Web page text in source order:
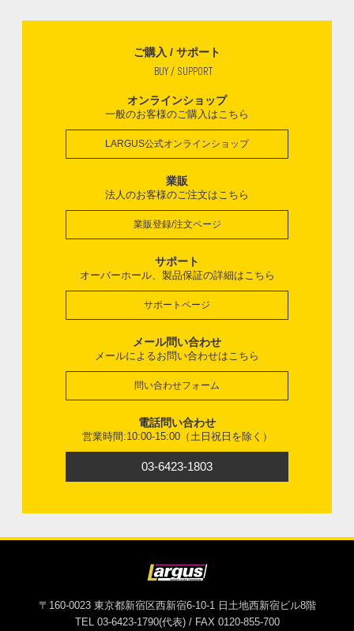
ご購入 / サポート
BUY / SUPPORT
オンラインショップ
一般のお客様のご購入はこちら
LARGUS公式オンラインショップ
業販
法人のお客様のご注文はこちら
業販登録/注文ページ
サポート
オーバーホール、製品保証の詳細はこちら
サポートページ
メール問い合わせ
メールによるお問い合わせはこちら
問い合わせフォーム
電話問い合わせ
営業時間:10:00-15:00（土日祝日を除く）
03-6423-1803
〒160-0023 東京都新宿区西新宿6-10-1 日土地西新宿ビル8階
TEL 03-6423-1790(代表) / FAX 0120-855-700